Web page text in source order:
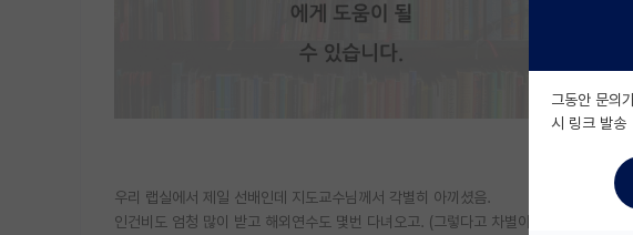
우리 랩실에서 제일 선배인데 지도교수님께서 각별히 아끼셨음.
인건비도 엄청 많이 받고 해외연수도 몇번 다녀오고. (그렇다고 차별이 있었던 것은 아
그동안 문의
시 링크 발송